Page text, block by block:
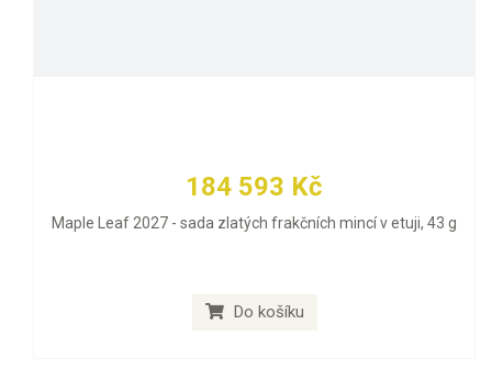
184 593 Kč
Maple Leaf 2027 - sada zlatých frakčních mincí v etuji, 43 g
Do košíku